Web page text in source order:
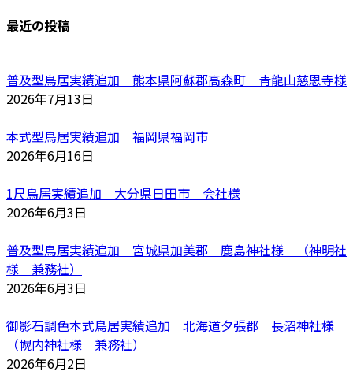
最近の投稿
普及型鳥居実績追加 熊本県阿蘇郡高森町 青龍山慈恩寺様
2026年7月13日
本式型鳥居実績追加 福岡県福岡市
2026年6月16日
1尺鳥居実績追加 大分県日田市 会社様
2026年6月3日
普及型鳥居実績追加 宮城県加美郡 鹿島神社様 （神明社
様 兼務社）
2026年6月3日
御影石調色本式鳥居実績追加 北海道夕張郡 長沼神社様
（幌内神社様 兼務社）
2026年6月2日